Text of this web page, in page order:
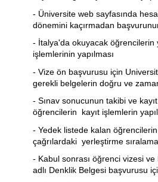
- Üniversite web sayfasında
dönemini kaçırmadan
- İtalya'da okuyacak öğrencilerin
işlemlerinin yapılması
- Vize ön başvurusu için
gerekli belgelerin doğru ve
- Sınav sonucunun takibi ve
öğrencilerin
kayıt işlemlerin
- Yedek listede kalan
çağrılardaki yerleştirme
- Kabul sonrası öğrenci vizesi
adlı Denklik Belgesi başvurusu